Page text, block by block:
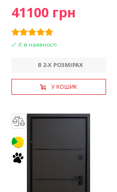
41100 грн
Є в наявності
В 2-X РОЗМІРАХ
У КОШИК